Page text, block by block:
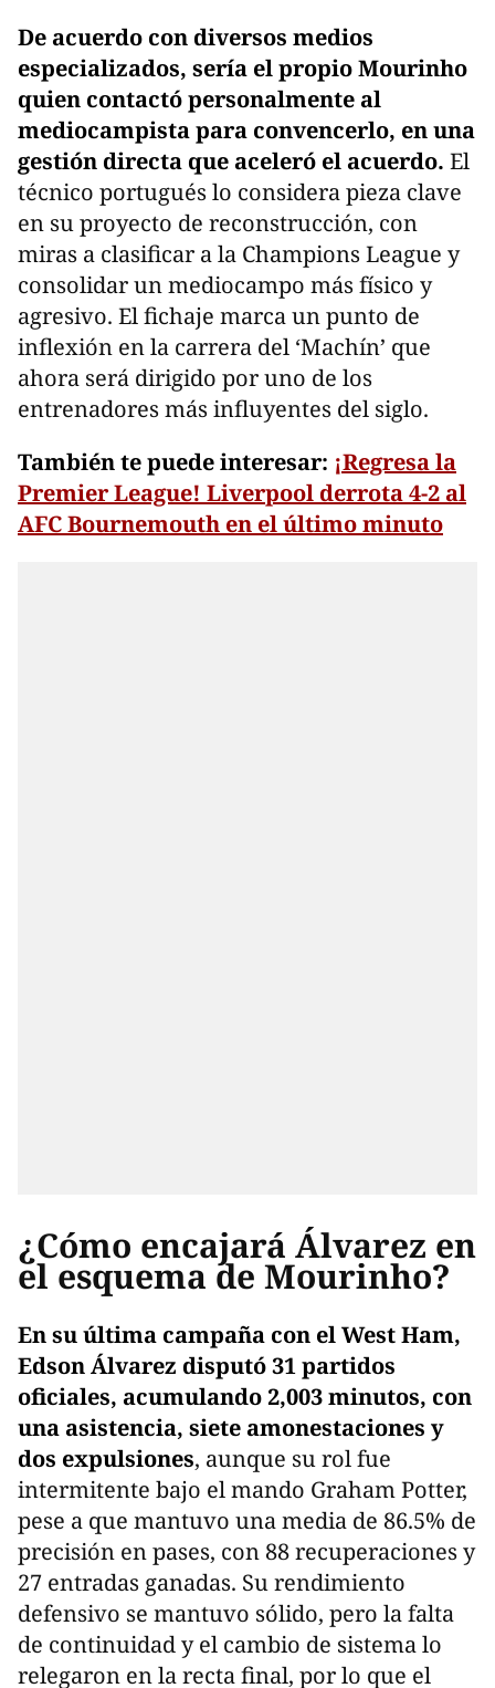
De acuerdo con diversos medios
especializados, sería el propio Mourinho
quien contactó personalmente al
mediocampista para convencerlo, en una
gestión directa que aceleró el acuerdo. El
técnico portugués lo considera pieza clave
en su proyecto de reconstrucción, con
miras a clasificar a la Champions League y
consolidar un mediocampo más físico y
agresivo. El fichaje marca un punto de
inflexión en la carrera del ‘Machín’ que
ahora será dirigido por uno de los
entrenadores más influyentes del siglo.
También te puede interesar: ¡Regresa la
Premier League! Liverpool derrota 4-2 al
AFC Bournemouth en el último minuto
¿Cómo encajará Álvarez en
el esquema de Mourinho?
En su última campaña con el West Ham,
Edson Álvarez disputó 31 partidos
oficiales, acumulando 2,003 minutos, con
una asistencia, siete amonestaciones y
dos expulsiones, aunque su rol fue
intermitente bajo el mando Graham Potter,
pese a que mantuvo una media de 86.5% de
precisión en pases, con 88 recuperaciones y
27 entradas ganadas. Su rendimiento
defensivo se mantuvo sólido, pero la falta
de continuidad y el cambio de sistema lo
relegaron en la recta final, por lo que el